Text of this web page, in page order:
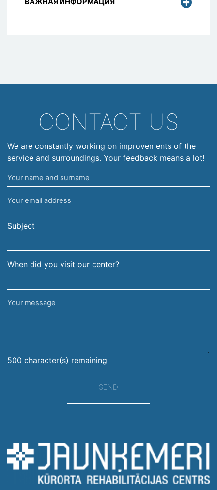
ВАЖНАЯ ИНФОРМАЦИЯ
CONTACT US
We are constantly working on improvements of the
service and surroundings. Your feedback means a lot!
Your
name
and
surname
Your
email
address
Subject
When did you visit our center?
Your
500 character(s) remaining
SEND